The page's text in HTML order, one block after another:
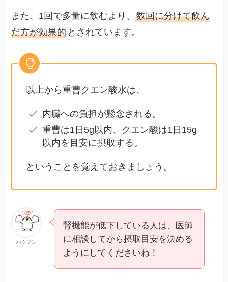
また、1回で多量に飲むより、数回に分けて飲ん
だ方が効果的 とされています。
以上から重曹クエン酸水は、
内臓への負担が懸念される。
重曹は1日5g以内、クエン酸は1日15g
以内を目安に摂取する。
ということを覚えておきましょう。
ハクブン
腎機能が低下している人は、医師
に相談してから摂取目安を決める
ようにしてくださいね！